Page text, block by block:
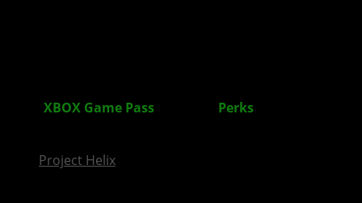
XBOX Game Pass Perks
Project Helix